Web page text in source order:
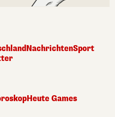
NachrichtenSport
Heute Games